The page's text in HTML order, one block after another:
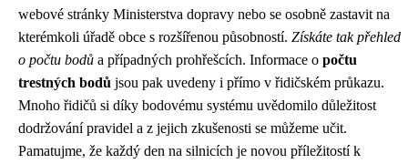
webové stránky Ministerstva dopravy nebo se osobně zastavit na
kterémkoli úřadě obce s rozšířenou působností. Získáte tak přehled
o počtu bodů a případných prohřešcích. Informace o počtu
trestných bodů jsou pak uvedeny i přímo v řidičském průkazu.
Mnoho řidičů si díky bodovému systému uvědomilo důležitost
dodržování pravidel a z jejich zkušenosti se můžeme učit.
Pamatujme, že každý den na silnicích je novou příležitostí k